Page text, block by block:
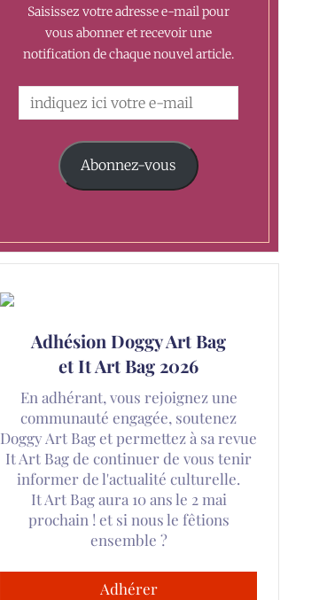
Saisissez votre adresse e-mail pour
vous abonner et recevoir une
notification de chaque nouvel article.
Abonnez-vous
Adhésion Doggy Art Bag
et It Art Bag 2026
En adhérant, vous rejoignez une
communauté engagée, soutenez
Doggy Art Bag et permettez à sa revue
It Art Bag de continuer de vous tenir
informer de l'actualité culturelle.
It Art Bag aura 10 ans le 2 mai
prochain ! et si nous le fêtions
ensemble ?
Adhérer